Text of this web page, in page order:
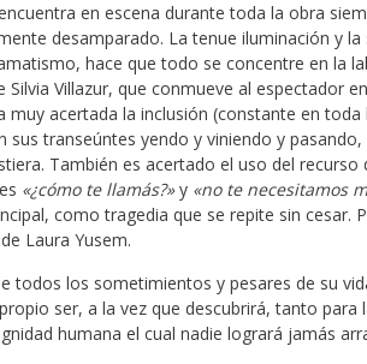
en escena durante toda la obra
desamparado. La tenue iluminación y la
hace que todo se concentre en la
Villazur, que conmueve al espectador
muy acertada la inclusión (constante en
transeúntes yendo y viniendo y
También es acertado el uso del
«¿cómo te llamás?»y «no te necesitamos
como tragedia que se repite sin cesar.
Laura Yusem.
todos los sometimientos y pesares de su
ser, a la vez que descubrirá, tanto
humana el cual nadie logrará jamás